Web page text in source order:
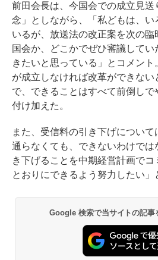
前田会長は、今国会での成立見送
念」としながら、「私どもは、い
いるが、放送法の改正案を次の臨
国会か、どこかでぜひ審議して
きたいと思っている」とコメン
が成立しなければ改革ができな
で、できることはすべて前倒しで
付け加えた。
また、受信料の引き下げについ
通らなくても、できないわけでは
き下げることを中期経営計画で
とおりにできるよう努力したい」
Google 検索で当サイトの記事